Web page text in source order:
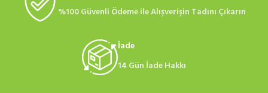
%100 Güvenli Ödeme ile Alışverişin Tadını Çıkarın
İade
14 Gün İade Hakkı